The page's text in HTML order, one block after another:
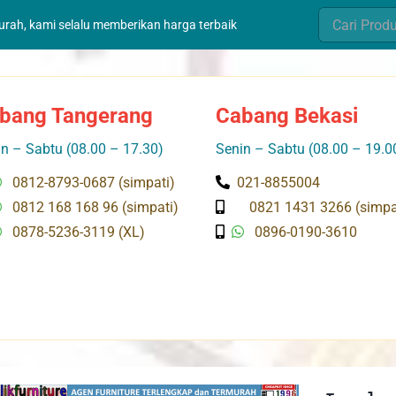
kami selalu memberikan harga terbaik
Search
for:
Tangerang
– Sabtu (08.00 – 17.30)
0812-8793-0687 (simpati)
0812 168 168 96 (simpati)
0878-5236-3119 (XL)
Cabang Bekasi
Senin – Sabtu (08.00 –
021-8855004
0821 1431 3266
0896-0190-3610